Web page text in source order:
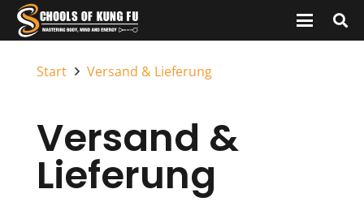
Start Versand & Lieferung
Versand &
Lieferung